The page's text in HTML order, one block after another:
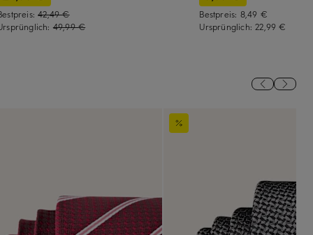
42,49 €
49,99 €
Bestpreis: 8,49 €
Ursprünglich:22,99 €